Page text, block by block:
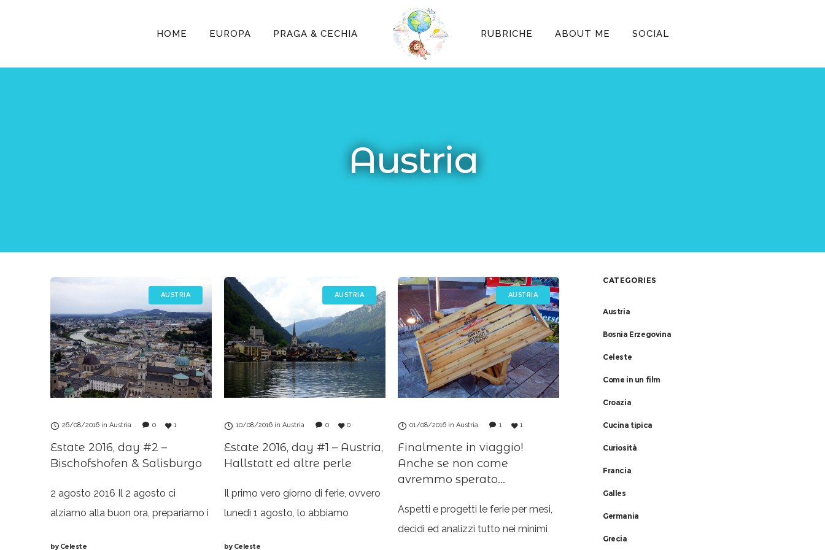
HOME EUROPA PRAGA & CECHIA RUBRICHE ABOUT ME SOCIAL
Austria
AUSTRIA
26/08/2016 in Austria 0 1
Estate 2016, day #2 –
Bischofshofen & Salisburgo
2 agosto 2016 Il 2 agosto ci
alziamo alla buon ora, prepariamo i
byCeleste
AUSTRIA
10/08/2016 in Austria 0 0
Estate 2016, day #1 – Austria,
Hallstatt ed altre perle
Il primo vero giorno di ferie, ovvero
lunedì 1 agosto, lo abbiamo
byCeleste
AUSTRIA
01/08/2016 in Austria 1 1
Finalmente in viaggio!
Anche se non come
avremmo sperato…
Aspetti e progetti le ferie per mesi,
decidi ed analizzi tutto nei minimi
CATEGORIES
Austria
Bosnia Erzegovina
Celeste
Come in un film
Croazia
Cucina tipica
Curiosità
Francia
Galles
Germania
Grecia